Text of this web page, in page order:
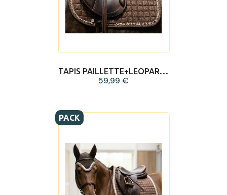
TAPIS PAILLETTE+LEOPARD MARRON
59,99 €
PACK